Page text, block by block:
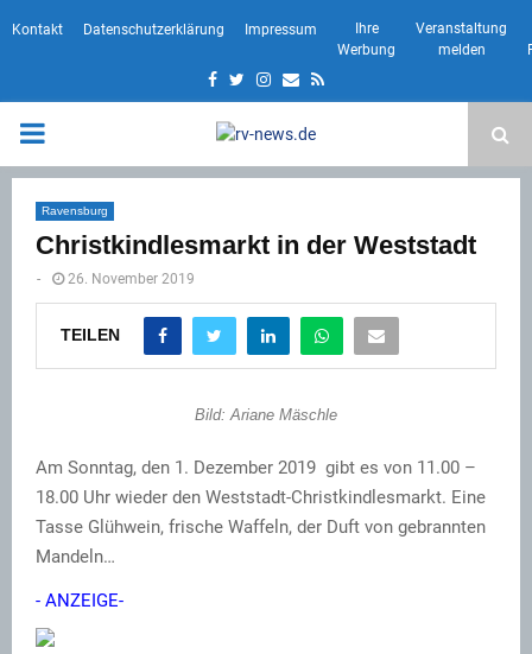
Kontakt Datenschutzerklärung Impressum
Ihre
Werbung
Veranstaltung
melden
Facebook
Twitter
Instagram
EmailRss
PRIMARY
MENU
Ravensburg
Christkindlesmarkt in der Weststadt
- 26. November 2019
TEILEN
Bild: Ariane Mäschle
Am Sonntag, den 1. Dezember 2019 gibt es von 11.00 –
18.00 Uhr wieder den Weststadt-Christkindlesmarkt. Eine
Tasse Glühwein, frische Waffeln, der Duft von gebrannten
Mandeln…
- ANZEIGE-